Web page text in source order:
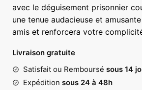
prix :
39,00 €
à
avec le déguisement prisonnier
une tenue audacieuse et
amis et renforcera votre
Livraison gratuite
Satisfait ou Remboursé sous 14
Expédition sous 24 à 48h